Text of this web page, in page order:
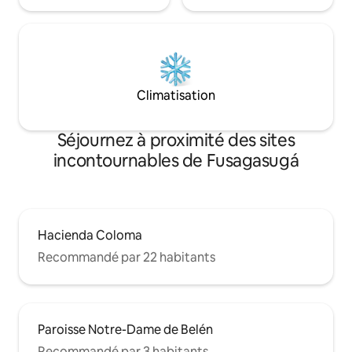
Climatisation
Séjournez à proximité des sites
incontournables de Fusagasugá
Hacienda Coloma
Recommandé par 22 habitants
Paroisse Notre-Dame de Belén